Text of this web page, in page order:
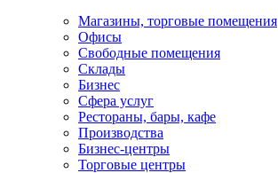
Магазины, торговые помещения
Офисы
Свободные помещения
Склады
Бизнес
Сфера услуг
Рестораны, бары, кафе
Производства
Бизнес-центры
Торговые центры